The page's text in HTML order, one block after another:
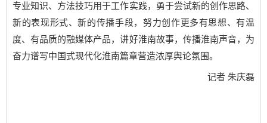
专业知识、方法技巧用于工作实践，勇于尝试新的创作思路、
新的表现形式、新的传播手段，努力创作更多有思想、有温
度、有品质的融媒体产品，讲好淮南故事，传播淮南声音，为
奋力谱写中国式现代化淮南篇章营造浓厚舆论氛围。
记者 朱庆磊